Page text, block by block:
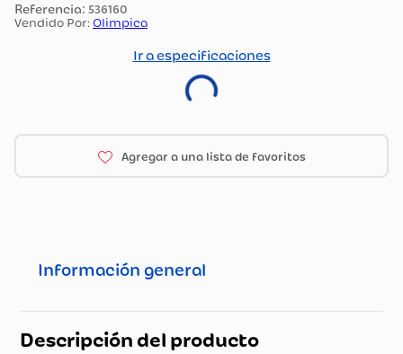
: 536160
Vendido Por: Olimpica
Ir a especificaciones
Información general
Descripción del producto